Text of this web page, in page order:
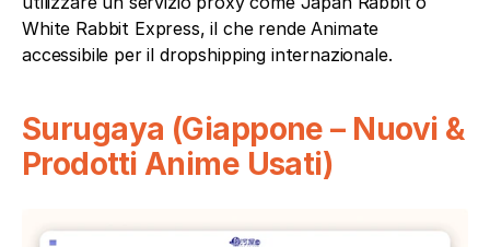
White Rabbit Express, il che rende Animate
accessibile per il dropshipping internazionale.
Surugaya (Giappone – Nuovi &
Prodotti Anime Usati)